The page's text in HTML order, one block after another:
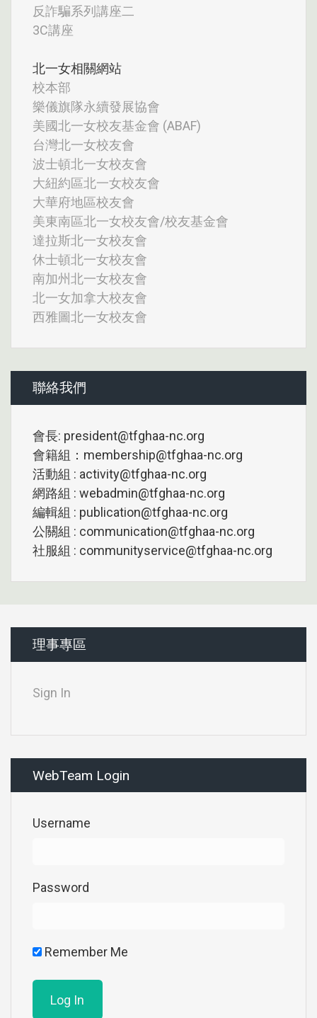
反詐騙系列講座二
3C講座
北一女相關網站
校本部
樂儀旗隊永續發展協會
美國北一女校友基金會 (ABAF)
台灣北一女校友會
波士頓北一女校友會
大紐約區北一女校友會
大華府地區校友會
美東南區北一女校友會/校友基金會
達拉斯北一女校友會
休士頓北一女校友會
南加州北一女校友會
北一女加拿大校友會
西雅圖北一女校友會
聯絡我們
會長: president@tfghaa-nc.org
會籍組：membership@tfghaa-nc.org
活動組 : activity@tfghaa-nc.org
網路組 : webadmin@tfghaa-nc.org
編輯組 : publication@tfghaa-nc.org
公關組 : communication@tfghaa-nc.org
社服組 : communityservice@tfghaa-nc.org
理事專區
Sign In
WebTeam Login
Username
Password
Remember Me